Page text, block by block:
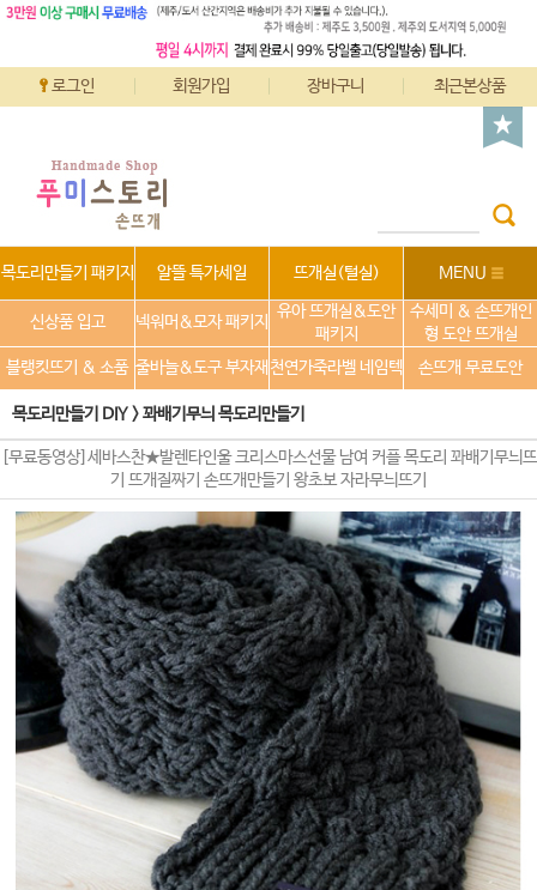
로그인 회원가입 장바구니 최근본상품
목도리만들기 패키지 알뜰 특가세일 뜨개실(털실) MENU
신상품 입고 넥워머&모자 패키지
유아 뜨개실&도안
패키지
수세미 & 손뜨개인
형 도안 뜨개실
블랭킷뜨기 & 소품 줄바늘&도구 부자재 천연가죽라벨 네임텍 손뜨개 무료도안
목도리만들기 DIY >꽈배기무늬 목도리만들기
[무료동영상]세바스찬★발렌타인울 크리스마스선물 남여 커플 목도리 꽈배기무늬뜨
기 뜨개질짜기 손뜨개만들기 왕초보 자라무늬뜨기